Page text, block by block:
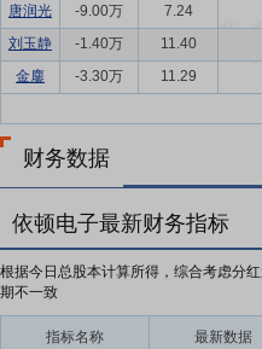
唐润光 -9.00万 7.24
刘玉静
-1.40万 11.40
金鏖
-3.30万 11.29
财务数据
依顿电子最新财务指标
根据今日总股本计算所得，综合考虑分
期不一致
指标名称 最新数据